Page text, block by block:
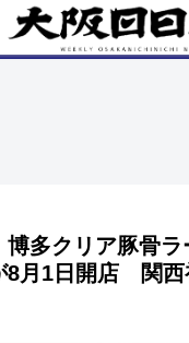
ニュース 連載
博多クリア豚骨ラ
8月1日開店 関西